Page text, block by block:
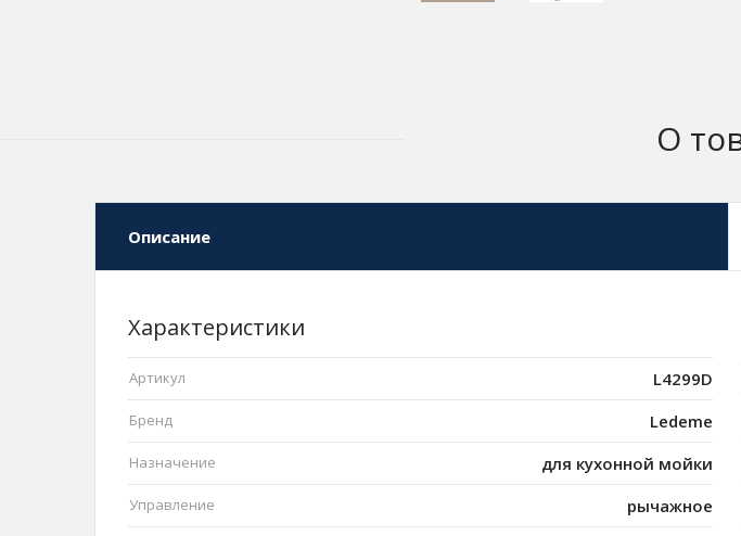
О
Описание
Характеристики
Артикул L4299D
Бренд Ledeme
Назначение для кухонной мойки
Управление рычажное